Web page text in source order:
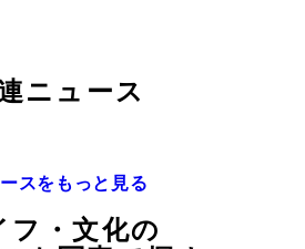
ニュース
スをもっと見る
フ・文化の